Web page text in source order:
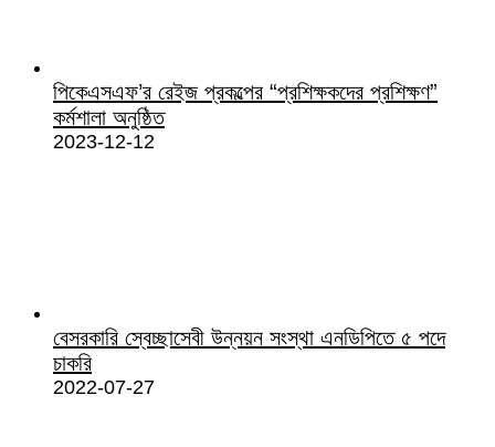
পিকেএসএফ’র রেইজ প্রকল্পের “প্রশিক্ষকদের প্রশিক্ষণ”
কর্মশালা অনুষ্ঠিত
2023-12-12
বেসরকারি স্বেচ্ছাসেবী উন্নয়ন সংস্থা এনডিপিতে ৫ পদে
চাকরি
2022-07-27